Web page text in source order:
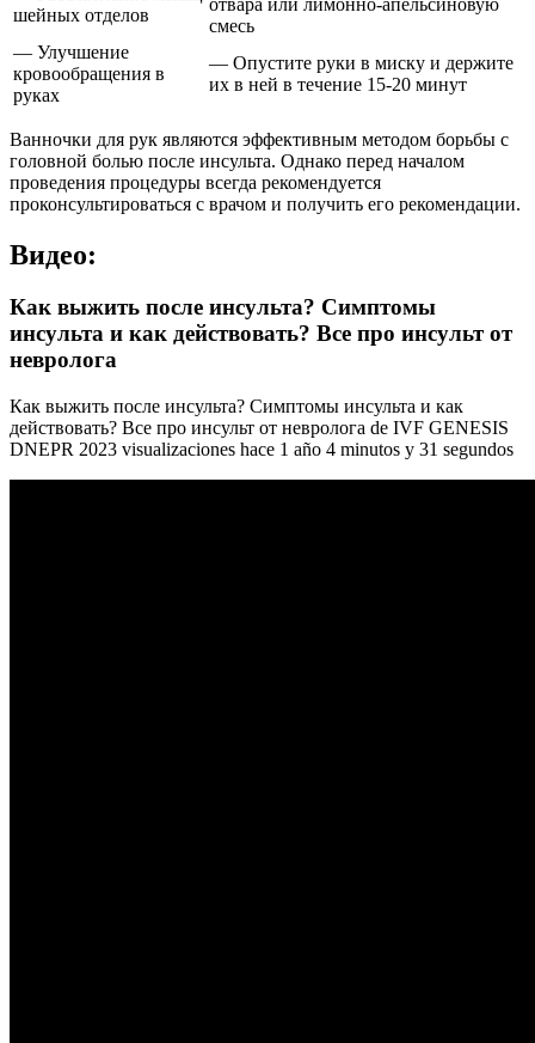
шейных отделов
смесь
— Улучшение
кровообращения в
руках
— Опустите руки в миску и держите
их в ней в течение 15-20 минут
Ванночки для рук являются эффективным методом борьбы с
головной болью после инсульта. Однако перед началом
проведения процедуры всегда рекомендуется
проконсультироваться с врачом и получить его рекомендации.
Видео:
Как выжить после инсульта? Симптомы
инсульта и как действовать? Все про инсульт от
невролога
Как выжить после инсульта? Симптомы инсульта и как
действовать? Все про инсульт от невролога de IVF GENESIS
DNEPR 2023 visualizaciones hace 1 año 4 minutos y 31 segundos